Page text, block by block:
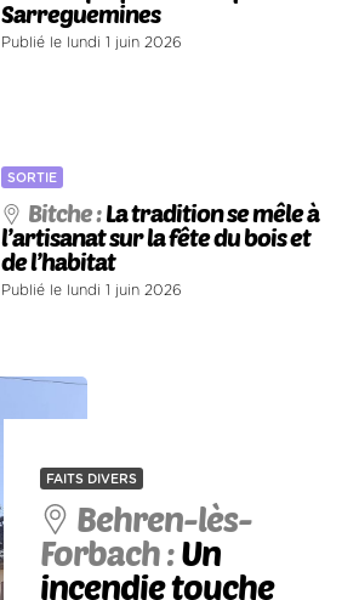
Sarreguemines
Publié le lundi 1 juin 2026
SORTIE
Bitche :La tradition se mêle à
l’artisanat sur la fête du bois et
de l’habitat
Publié le lundi 1 juin 2026
FAITS DIVERS
Behren-lès-
Forbach :Un
incendie touche